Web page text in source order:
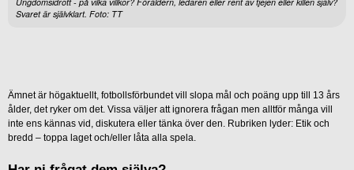
Svaret är självklart. Foto: TT
Ämnet är högaktuellt, fotbollsförbundet vill slopa mål och poäng upp till 13 års
ålder, det ryker om det. Vissa väljer att ignorera frågan men alltför många vill
inte ens kännas vid, diskutera eller tänka över den. Rubriken lyder: Etik och
bredd – toppa laget och/eller låta alla spela.